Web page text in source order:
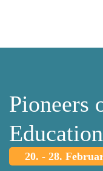
Pioneers
Education
20. - 28.